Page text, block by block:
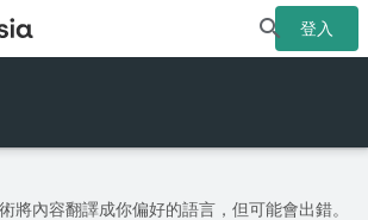
登入
將內容翻譯成你偏好的語言，但可能會出錯。